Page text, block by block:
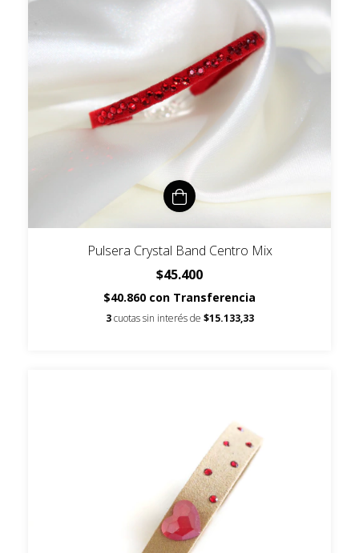
Pulsera Crystal Band Centro Mix
$45.400
$40.860 con Transferencia
3 cuotas sin interés de $15.133,33